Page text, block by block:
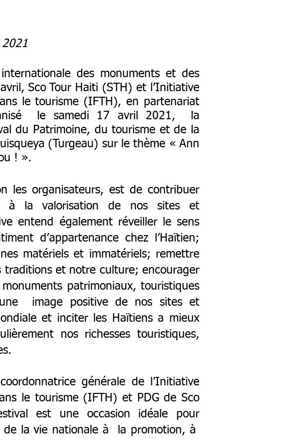
des monuments et des
Sco
Tour Haiti (STH) et l’Initiative
le tourisme (IFTH), en partenariat
le samedi 17 avril 2021, la
du Patrimoine, du tourisme et de la
(Turgeau) sur le thème « Ann
! ».
les organisateurs, est de contribuer
à la valorisation de nos sites et
entend également réveiller le sens
d’appartenance chez l’Haïtien;
matériels et immatériels; remettre
et notre culture; encourager
patrimoniaux, touristiques
image positive de nos sites et
et inciter les Haïtiens a mieux
nos richesses touristiques,
générale de l’Initiative
le tourisme (IFTH) et PDG de Sco
est une occasion idéale pour
de la vie nationale à la promotion, à